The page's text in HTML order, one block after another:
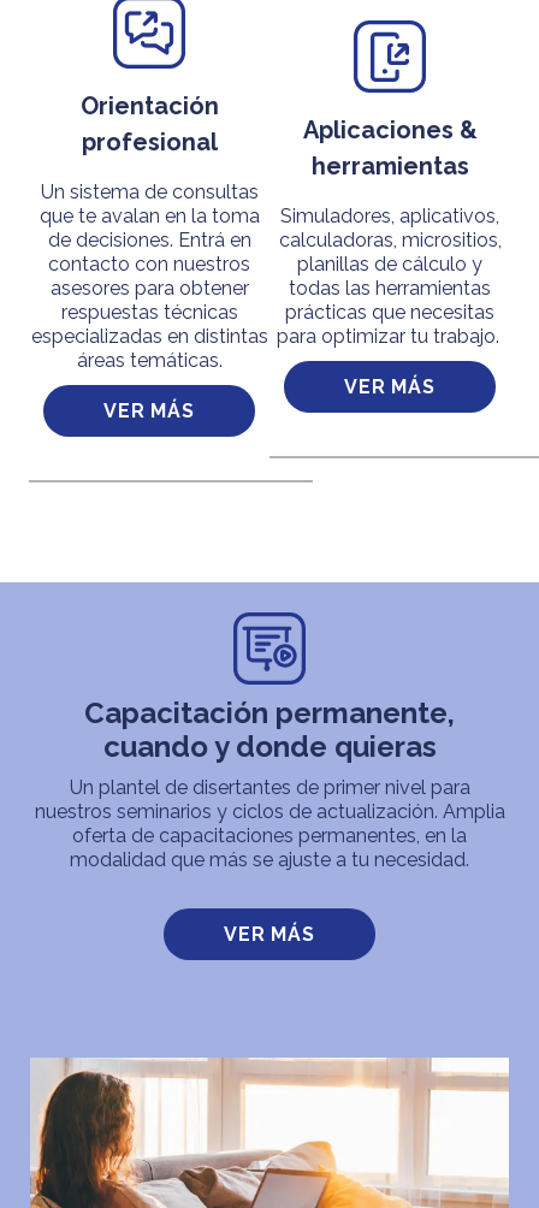
Orientación
profesional
Un sistema de consultas
que te avalan en la toma
de decisiones. Entrá en
contacto con nuestros
asesores para obtener
respuestas técnicas
especializadas en distintas
áreas temáticas.
VER MÁS
Aplicaciones &
herramientas
Simuladores, aplicativos,
calculadoras, micrositios,
planillas de cálculo y
todas las herramientas
prácticas que necesitas
para optimizar tu trabajo.
VER MÁS
Capacitación permanente,
cuando y donde quieras
Un plantel de disertantes de primer nivel para
nuestros seminarios y ciclos de actualización. Amplia
oferta de capacitaciones permanentes, en la
modalidad que más se ajuste a tu necesidad.
VER MÁS